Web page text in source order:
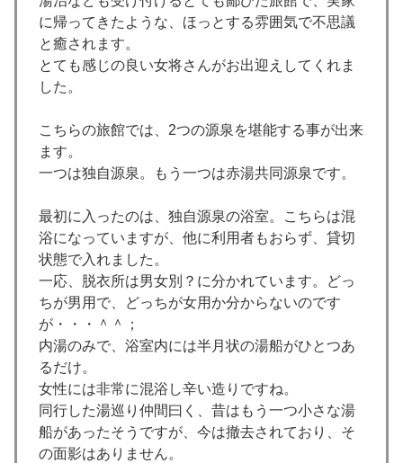
に帰ってきたような、ほっとする雰囲気で不思議
と癒されます。
とても感じの良い女将さんがお出迎えしてくれま
した。
こちらの旅館では、2つの源泉を堪能する事が出来
ます。
一つは独自源泉。もう一つは赤湯共同源泉です。
最初に入ったのは、独自源泉の浴室。こちらは混
浴になっていますが、他に利用者もおらず、貸切
状態で入れました。
一応、脱衣所は男女別？に分かれています。どっ
ちが男用で、どっちが女用か分からないのです
が・・・＾＾；
内湯のみで、浴室内には半月状の湯船がひとつあ
るだけ。
女性には非常に混浴し辛い造りですね。
同行した湯巡り仲間曰く、昔はもう一つ小さな湯
船があったそうですが、今は撤去されており、そ
の面影はありません。